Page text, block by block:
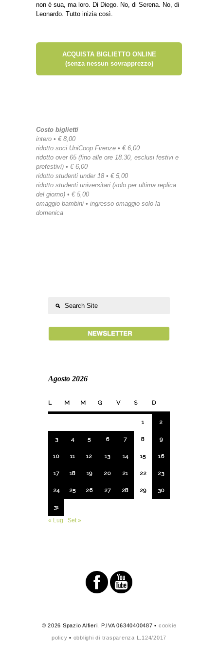
non è sua, ma loro. Di Diego. No, di Serena. No, di
Leonardo. Tutto inizia così.
ACQUISTA BIGLIETTO ONLINE
(senza nessun sovrapprezzo)
Costo biglietti
intero • € 8,00
ridotto soci UniCoop Firenze • € 6,00
ridotto over 65 (fino alle ore 18.30, esclusi festivi e
prefestivi) • € 6,00
ridotto studenti under 18 • € 5,00
ridotto studenti universitari (solo per ultima replica
del giorno) • € 5,00
omaggio bambini • ingresso omaggio solo la
domenica
Agosto 2026
L M M G V S D
1 2
3 4 5 6 7 8 9
10 11 12 13 14 15 16
17 18 19 20 21 22 23
24 25 26 27 28 29 30
31
« Lug
Set »
© 2026 Spazio Alfieri. P.IVA 06340400487 • cookie
policy • obblighi di trasparenza L.124/2017